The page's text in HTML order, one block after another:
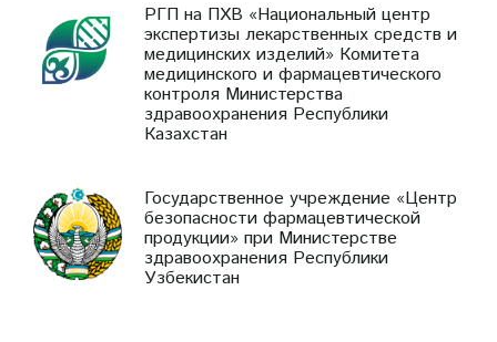
РГП на ПХВ «Национальный центр
экспертизы лекарственных средств и
медицинских изделий» Комитета
медицинского и фармацевтического
контроля Министерства
здравоохранения Республики
Казахстан
Государственное учреждение «Центр
безопасности фармацевтической
продукции» при Министерстве
здравоохранения Республики
Узбекистан